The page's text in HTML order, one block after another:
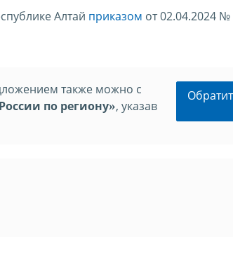
Алтай приказом от 02.04.2024 №
также можно с
по региону», указав